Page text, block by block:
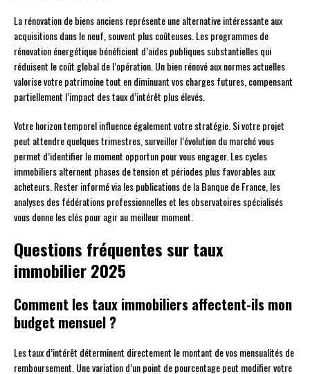
La rénovation de biens anciens représente une alternative intéressante aux
acquisitions dans le neuf, souvent plus coûteuses. Les programmes de
rénovation énergétique bénéficient d’aides publiques substantielles qui
réduisent le coût global de l’opération. Un bien rénové aux normes actuelles
valorise votre patrimoine tout en diminuant vos charges futures, compensant
partiellement l’impact des taux d’intérêt plus élevés.
Votre horizon temporel influence également votre stratégie. Si votre projet
peut attendre quelques trimestres, surveiller l’évolution du marché vous
permet d’identifier le moment opportun pour vous engager. Les cycles
immobiliers alternent phases de tension et périodes plus favorables aux
acheteurs. Rester informé via les publications de la Banque de France, les
analyses des fédérations professionnelles et les observatoires spécialisés
vous donne les clés pour agir au meilleur moment.
Questions fréquentes sur taux
immobilier 2025
Comment les taux immobiliers affectent-ils mon
budget mensuel ?
Les taux d’intérêt déterminent directement le montant de vos mensualités de
remboursement. Une variation d’un point de pourcentage peut modifier votre